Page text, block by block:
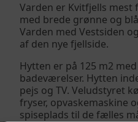
Varden er Kvitfjells mest
med brede grønne og
Varden med Vestsiden
af den nye fjellside.
Hytten er på 125 m2
badeværelser. Hytten
pejs og TV. Veludstyret
fryser, opvaskemaskine
spiseplads til de fælles